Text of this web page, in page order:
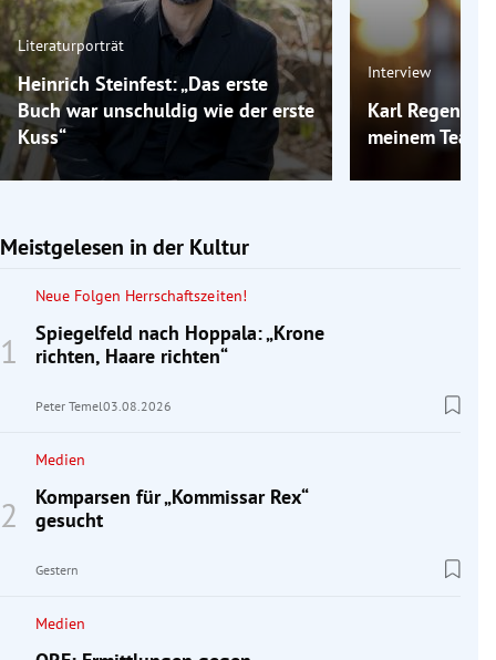
Literaturporträt
Heinrich Steinfest: „Das erste
Buch war unschuldig wie der erste
Kuss“
Interview
Karl
meinem Team
Meistgelesen in der Kultur
Neue Folgen Herrschaftszeiten!
Spiegelfeld nach Hoppala: „Krone
richten, Haare richten“
Peter Temel03.08.2026
Medien
Komparsen für „Kommissar Rex“
gesucht
Gestern
Medien